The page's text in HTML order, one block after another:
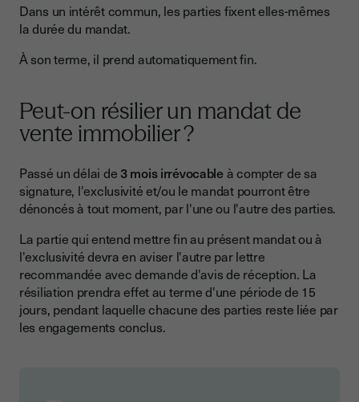
Dans un intérêt commun, les parties fixent elles-mêmes
la durée du mandat.
À son terme, il prend automatiquement fin.
Peut-on résilier un mandat de
vente immobilier ?
Passé un délai de 3 mois irrévocableà compter de sa
signature, l'exclusivité et/ou le mandat pourront être
dénoncés à tout moment, par l'une ou l'autre des parties.
La partie qui entend mettre fin au présent mandat ou à
l'exclusivité devra en aviser l'autre par lettre
recommandée avec demande d'avis de réception. La
résiliation prendra effet au terme d'une période de 15
jours, pendant laquelle chacune des parties reste liée par
les engagements conclus.